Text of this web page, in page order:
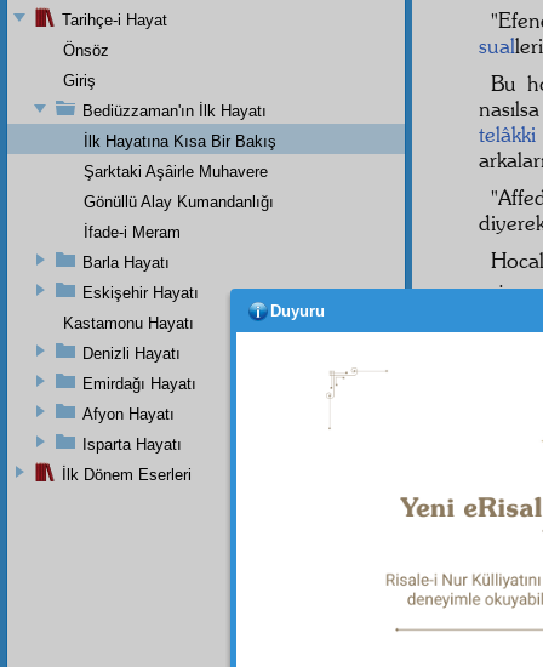
sual
Bu
telâkki
Said'e
arzu
Tarihçe-i Hayat
Önsöz
Giriş
Bediüzzaman'ın İlk Hayatı
İlk Hayatına Kısa Bir Bakış
Şarktaki Aşâirle Muhavere
Gönüllü Alay Kumandanlığı
İfade-i Meram
Barla Hayatı
Eskişehir Hayatı
Kastamonu Hayatı
Denizli Hayatı
Emirdağı Hayatı
Afyon Hayatı
Isparta Hayatı
İlk Dönem Eserleri
Duyuru